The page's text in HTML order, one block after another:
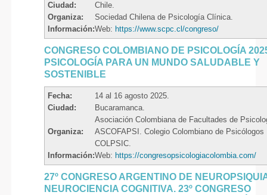
Ciudad:
Chile.
Organiza:
Sociedad Chilena de Psicología Clínica.
Información:Web: https://www.scpc.cl/congreso/
CONGRESO COLOMBIANO DE PSICOLOGÍA
PSICOLOGÍA PARA UN MUNDO SALUDABLE Y
SOSTENIBLE
Fecha:
14 al 16 agosto 2025.
Ciudad:
Bucaramanca.
Organiza:
Asociación Colombiana de Facultades de
ASCOFAPSI. Colegio Colombiano de Psicólogos
COLPSIC.
Información:Web: https://congresopsicologiacolombia.com/
27º CONGRESO ARGENTINO DE
NEUROCIENCIA COGNITIVA. 23º CONGRESO